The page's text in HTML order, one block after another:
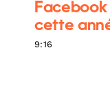
Facebook
cette
9:16